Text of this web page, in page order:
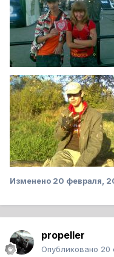
Изменено 20 февраля,
propeller
Опубликовано 20